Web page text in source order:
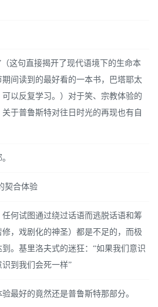
这句直接揭开了现代语境下的生命本
间读到的最好看的一本书，巴塔耶太
以反复学习。）对于笑、宗教体验的
于普鲁斯特对往日时光的再现也有自
契合体验
何试图通过绕过话语而逃脱话语和筹
，戏剧化的神圣）都是不足的，而极
。基里洛夫式的迷狂：“如果我们意识
到我们会死一样”
最好的竟然还是普鲁斯特那部分。